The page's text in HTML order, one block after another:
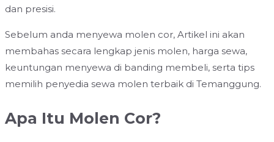
dan presisi.
Sebelum anda menyewa molen cor, Artikel ini akan
membahas secara lengkap jenis molen, harga sewa,
keuntungan menyewa di banding membeli, serta tips
memilih penyedia sewa molen terbaik di Temanggung.
Apa Itu Molen Cor?